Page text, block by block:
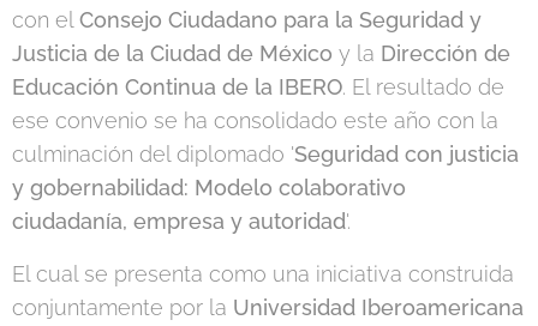
con el Consejo Ciudadano para la Seguridad y
Justicia de la Ciudad de México y la Dirección de
Educación Continua de la IBERO. El resultado de
ese convenio se ha consolidado este año con la
culminación del diplomado 'Seguridad con justicia
y gobernabilidad: Modelo colaborativo
ciudadanía, empresa y autoridad'.
El cual se presenta como una iniciativa construida
conjuntamente por la Universidad Iberoamericana